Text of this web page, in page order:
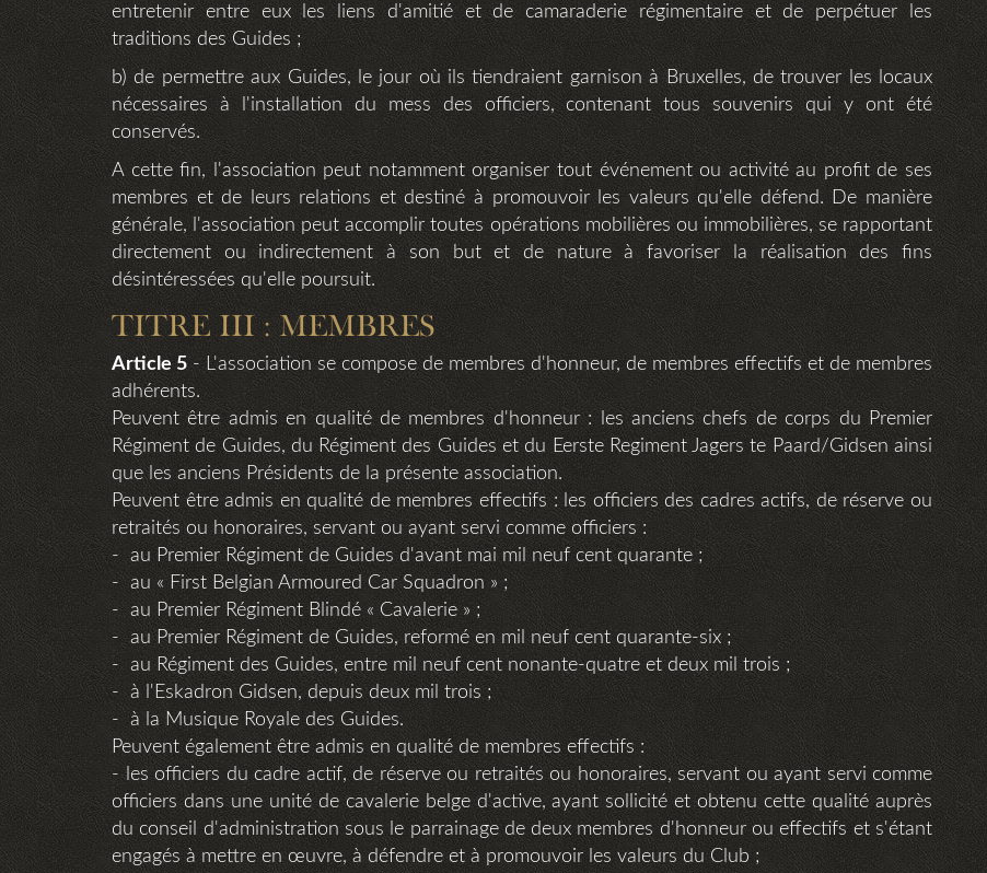
entretenir entre eux les liens d'amitié et de camaraderie régimentaire et de perpétuer les
traditions des Guides ;
b) de permettre aux Guides, le jour où ils tiendraient garnison à Bruxelles, de trouver les locaux
nécessaires à l'installation du mess des officiers, contenant tous souvenirs qui y ont été
conservés.
A cette fin, l'association peut notamment organiser tout événement ou activité au profit de ses
membres et de leurs relations et destiné à promouvoir les valeurs qu'elle défend. De manière
générale, l'association peut accomplir toutes opérations mobilières ou immobilières, se rapportant
directement ou indirectement à son but et de nature à favoriser la réalisation des fins
désintéressées qu'elle poursuit.
TITRE III : MEMBRES
Article 5 - L'association se compose de membres d'honneur, de membres effectifs et de membres
adhérents.
Peuvent être admis en qualité de membres d'honneur : les anciens chefs de corps du Premier
Régiment de Guides, du Régiment des Guides et du Eerste Regiment Jagers te Paard/Gidsen ainsi
que les anciens Présidents de la présente association.
Peuvent être admis en qualité de membres effectifs : les officiers des cadres actifs, de réserve ou
retraités ou honoraires, servant ou ayant servi comme officiers :
- au Premier Régiment de Guides d'avant mai mil neuf cent quarante ;
- au « First Belgian Armoured Car Squadron » ;
- au Premier Régiment Blindé « Cavalerie » ;
- au Premier Régiment de Guides, reformé en mil neuf cent quarante-six ;
- au Régiment des Guides, entre mil neuf cent nonante-quatre et deux mil trois ;
- à l'Eskadron Gidsen, depuis deux mil trois ;
- à la Musique Royale des Guides.
Peuvent également être admis en qualité de membres effectifs :
- les officiers du cadre actif, de réserve ou retraités ou honoraires, servant ou ayant servi comme
officiers dans une unité de cavalerie belge d'active, ayant sollicité et obtenu cette qualité auprès
du conseil d'administration sous le parrainage de deux membres d'honneur ou effectifs et s'étant
engagés à mettre en œuvre, à défendre et à promouvoir les valeurs du Club ;